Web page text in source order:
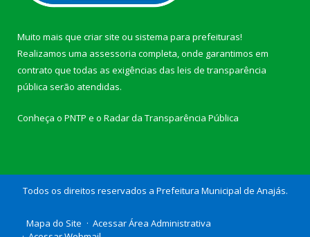
Muito mais que criar site ou sistema para prefeituras!
Realizamos uma assessoria completa, onde garantimos em
contrato que todas as exigências das leis de transparência
pública serão atendidas.
Conheça o PNTP e o Radar da Transparência Pública
Todos os direitos reservados a Prefeitura Municipal de Anajás.
Mapa do Site
Acessar Área Administrativa